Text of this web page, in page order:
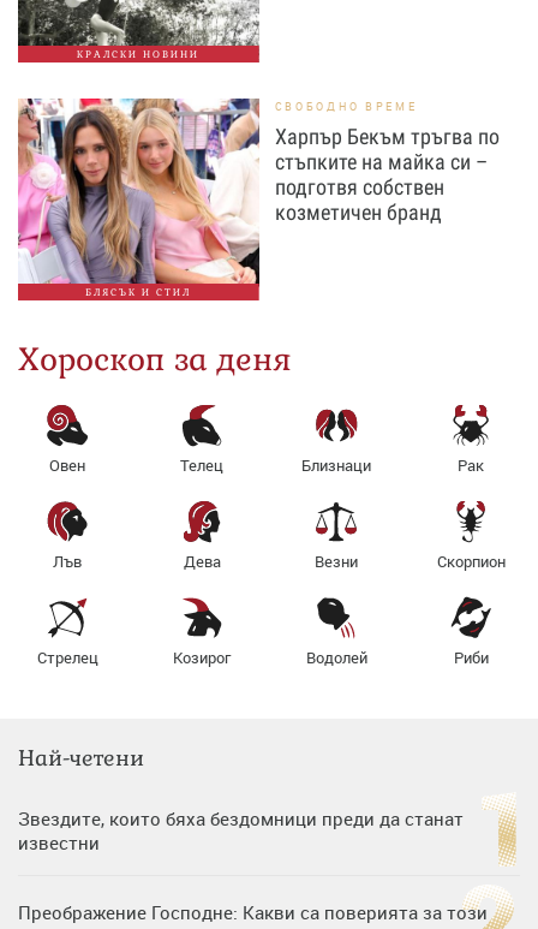
КРАЛСКИ НОВИНИ
БЛЯСЪК И СТИЛ
СВОБОДНО ВРЕМЕ
Харпър Бекъм тръгва по
стъпките на майка си –
подготвя собствен
козметичен бранд
Хороскоп за деня
Овен Телец Близнаци Рак
Лъв Дева Везни Скорпион
Стрелец Козирог Водолей Риби
Най-четени
Звездите, които бяха бездомници преди да станат
известни
Преображение Господне: Какви са поверията за този